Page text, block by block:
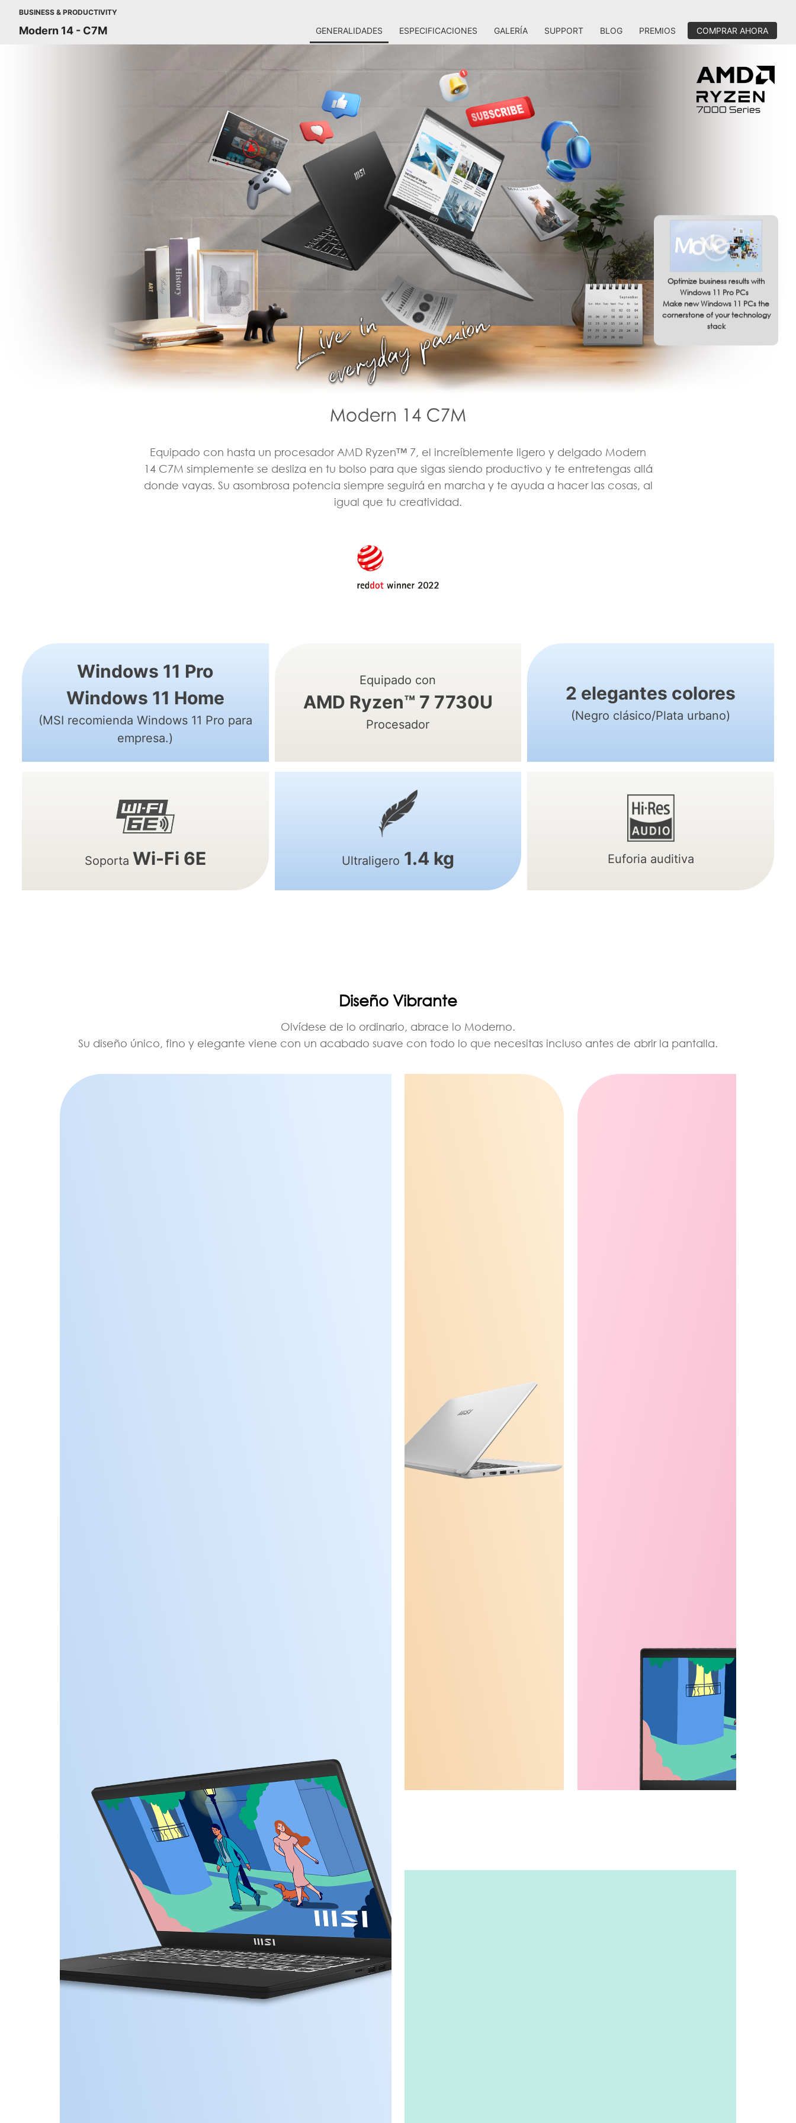
BUSINESS & PRODUCTIVITY
Modern 14 - C7M GENERALIDADES ESPECIFICACIONES GALERÍA SUPPORT BLOG PREMIOS COMPRAR AHORA
Optimize business results with
Windows 11 Pro PCs
Make new Windows 11 PCs the
cornerstone of your technology
stack
Equipado con hasta un procesador AMD Ryzen™ 7, el increíblemente ligero y delgado Modern
14 C7M simplemente se desliza en tu bolso para que sigas siendo productivo y te entretengas allá
donde vayas. Su asombrosa potencia siempre seguirá en marcha y te ayuda a hacer las cosas, al
igual que tu creatividad.
Windows 11 Pro
Windows 11 Home
(MSI recomienda Windows 11 Pro para
empresa.)
Equipado con
AMD Ryzen™ 7 7730U
Procesador
2 elegantes colores
(Negro clásico/Plata urbano)
Soporta Wi-Fi 6E Ultraligero 1.4 kg Euforia auditiva
Diseño Vibrante
Olvídese de lo ordinario, abrace lo Moderno.
Su diseño único, fino y elegante viene con un acabado suave con todo lo que necesitas incluso antes de abrir la pantalla.